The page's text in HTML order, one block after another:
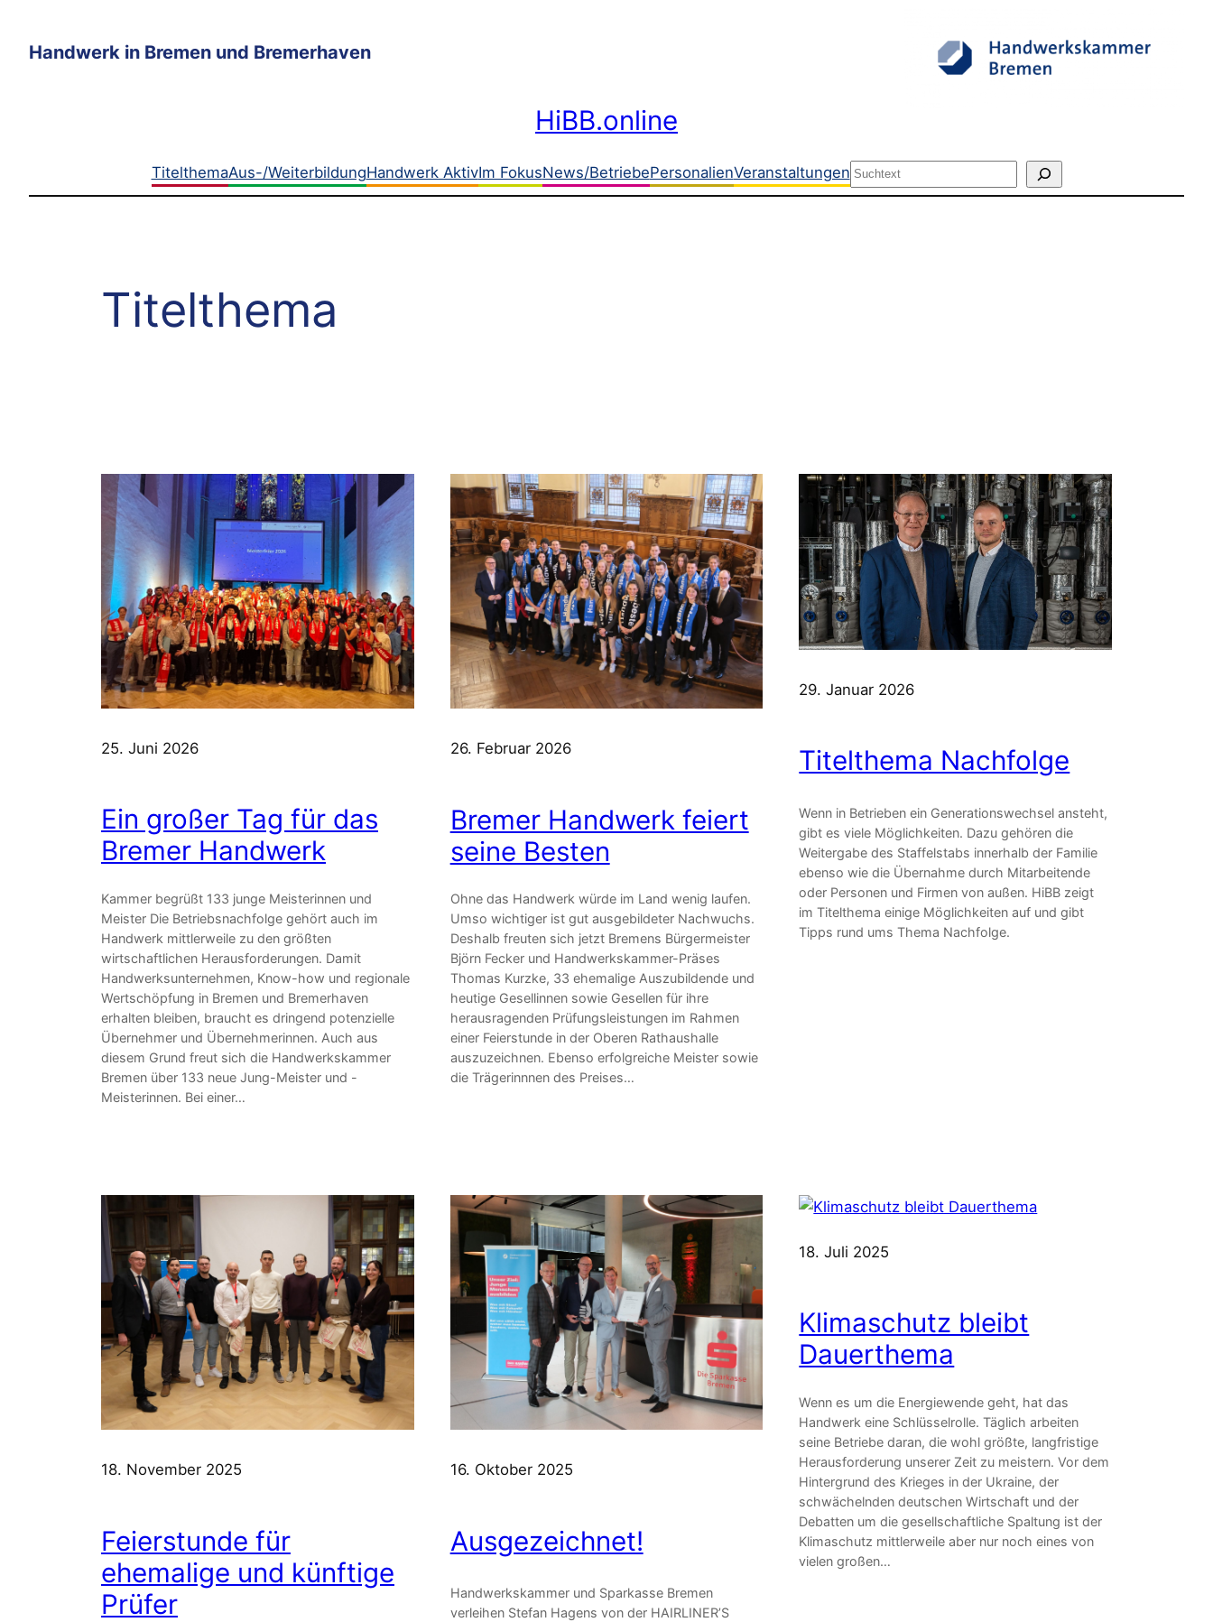
Inhalt
springen
Handwerk in Bremen und Bremerhaven
HiBB.online
TitelthemaAus-/WeiterbildungHandwerk AktivIm FokusNews/BetriebePersonalienVeranstaltungenSuchen
Titelthema
25. Juni 2026
Ein großer Tag für das
Bremer Handwerk
Kammer begrüßt 133 junge Meisterinnen und
Meister Die Betriebsnachfolge gehört auch im
Handwerk mittlerweile zu den größten
wirtschaftlichen Herausforderungen. Damit
Handwerksunternehmen, Know-how und regionale
Wertschöpfung in Bremen und Bremerhaven
erhalten bleiben, braucht es dringend potenzielle
Übernehmer und Übernehmerinnen. Auch aus
diesem Grund freut sich die Handwerkskammer
Bremen über 133 neue Jung-Meister und -
Meisterinnen. Bei einer…
26. Februar 2026
Bremer Handwerk feiert
seine Besten
Ohne das Handwerk würde im Land wenig laufen.
Umso wichtiger ist gut ausgebildeter Nachwuchs.
Deshalb freuten sich jetzt Bremens Bürgermeister
Björn Fecker und Handwerkskammer-Präses
Thomas Kurzke, 33 ehemalige Auszubildende und
heutige Gesellinnen sowie Gesellen für ihre
herausragenden Prüfungsleistungen im Rahmen
einer Feierstunde in der Oberen Rathaushalle
auszuzeichnen. Ebenso erfolgreiche Meister sowie
die Trägerinnnen des Preises…
29. Januar 2026
Titelthema Nachfolge
Wenn in Betrieben ein Generationswechsel ansteht,
gibt es viele Möglichkeiten. Dazu gehören die
Weitergabe des Staffelstabs innerhalb der Familie
ebenso wie die Übernahme durch Mitarbeitende
oder Personen und Firmen von außen. HiBB zeigt
im Titelthema einige Möglichkeiten auf und gibt
Tipps rund ums Thema Nachfolge.
18. November 2025
Feierstunde für
ehemalige und künftige
Prüfer
16. Oktober 2025
Ausgezeichnet!
Handwerkskammer und Sparkasse Bremen
verleihen Stefan Hagens von der HAIRLINER’S
18. Juli 2025
Klimaschutz bleibt
Dauerthema
Wenn es um die Energiewende geht, hat das
Handwerk eine Schlüsselrolle. Täglich arbeiten
seine Betriebe daran, die wohl größte, langfristige
Herausforderung unserer Zeit zu meistern. Vor dem
Hintergrund des Krieges in der Ukraine, der
schwächelnden deutschen Wirtschaft und der
Debatten um die gesellschaftliche Spaltung ist der
Klimaschutz mittlerweile aber nur noch eines von
vielen großen…